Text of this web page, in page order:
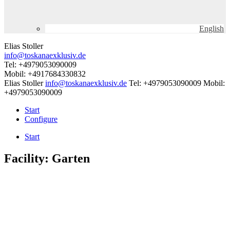
English
Elias Stoller
info@toskanaexklusiv.de
Tel: +4979053090009
Mobil: +4917684330832
Elias Stoller info@toskanaexklusiv.de Tel: +4979053090009 Mobil:
+4979053090009
Start
Configure
Start
Facility: Garten